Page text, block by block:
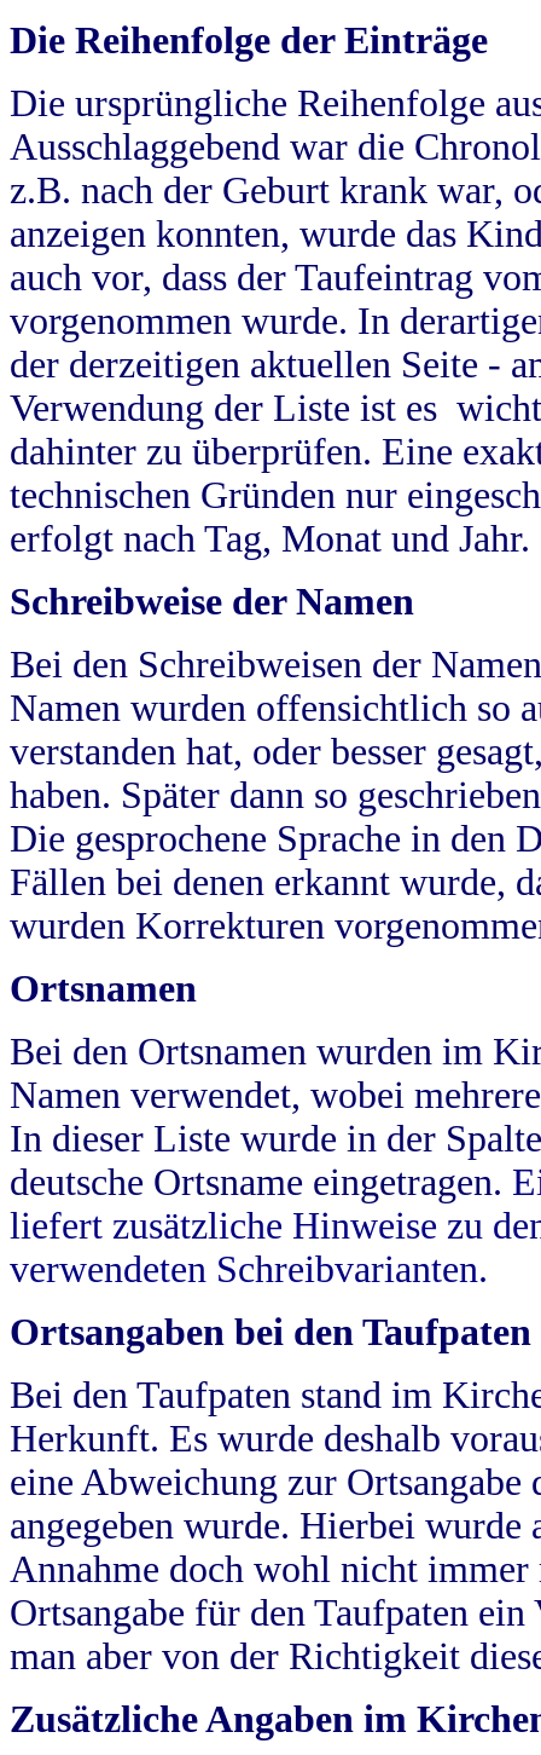
Die Reihenfolge der Einträge
Die ursprüngliche Reihenfolge
Ausschlaggebend war die
z.B. nach der Geburt krank war,
anzeigen konnten, wurde das
auch vor, dass der Taufeintrag
vorgenommen wurde. In
der derzeitigen aktuellen Seite -
Verwendung der Liste ist es
dahinter zu überprüfen. Eine
technischen Gründen nur
erfolgt nach Tag, Monat und Jahr.
Schreibweise der Namen
Bei den Schreibweisen der
Namen wurden offensichtlich so
verstanden hat, oder besser
haben. Später dann so
Die gesprochene Sprache in
Fällen bei denen erkannt wurde,
wurden Korrekturen
Ortsnamen
Bei den Ortsnamen wurden im
Namen verwendet, wobei
In dieser Liste wurde in der
deutsche Ortsname eingetragen.
liefert zusätzliche Hinweise zu
verwendeten Schreibvarianten.
Ortsangaben bei den Taufpaten
Bei den Taufpaten stand im
Herkunft. Es wurde deshalb
eine Abweichung zur
angegeben wurde. Hierbei wurde
Annahme doch wohl nicht
Ortsangabe für den Taufpaten
man aber von der Richtigkeit
Zusätzliche Angaben im